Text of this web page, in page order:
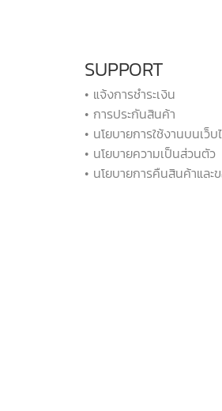
SUPPORT
• แจ้งการชำระเงิน
• การประกันสินค้า
• นโยบายการใช้งานบนเว็บ
• นโยบายความเป็นส่วนตัว
• นโยบายการคืนสินค้าและ